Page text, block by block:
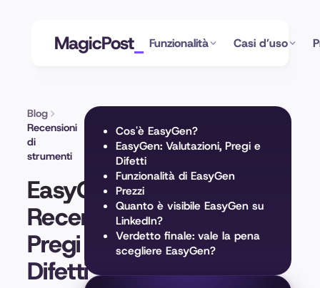
MagicPost Funzionalità Casi d’uso
Blog
Recensioni
di
strumenti
EasyGen
Recensione:
Pregi e
Difetti
Cos'è EasyGen?
EasyGen: Valutazioni, Pregi e
Difetti
Funzionalità di EasyGen
Prezzi
Quanto è visibile EasyGen su
LinkedIn?
Verdetto finale: vale la pena
scegliere EasyGen?